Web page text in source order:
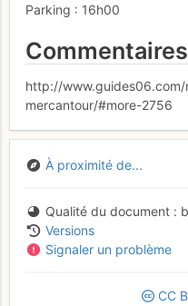
Parking : 16h00
http://
mercantour/#more-2756
À proximité de...
Qualité du document
Versions
Signaler un problème
CC